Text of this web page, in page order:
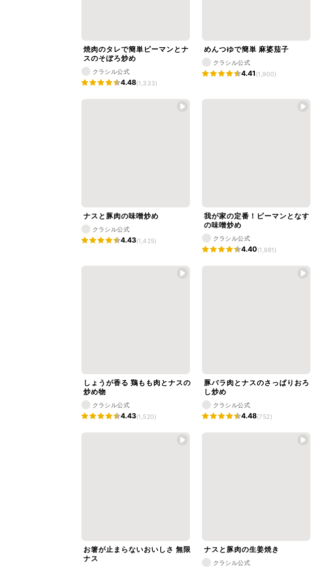
焼肉のタレで簡単ピーマンとナ
スのそぼろ炒め
クラシル公式
4.48(1,333)
めんつゆで簡単 麻婆茄子
クラシル公式
4.41(1,900)
ナスと豚肉の味噌炒め
クラシル公式
4.43(1,425)
我が家の定番！ピーマンとなす
の味噌炒め
クラシル公式
4.40(1,981)
しょうが香る 鶏もも肉とナスの
炒め物
クラシル公式
4.43(1,520)
豚バラ肉とナスのさっぱりおろ
し炒め
クラシル公式
4.48(752)
お箸が止まらないおいしさ 無限
ナス
ナスと豚肉の生姜焼き
クラシル公式